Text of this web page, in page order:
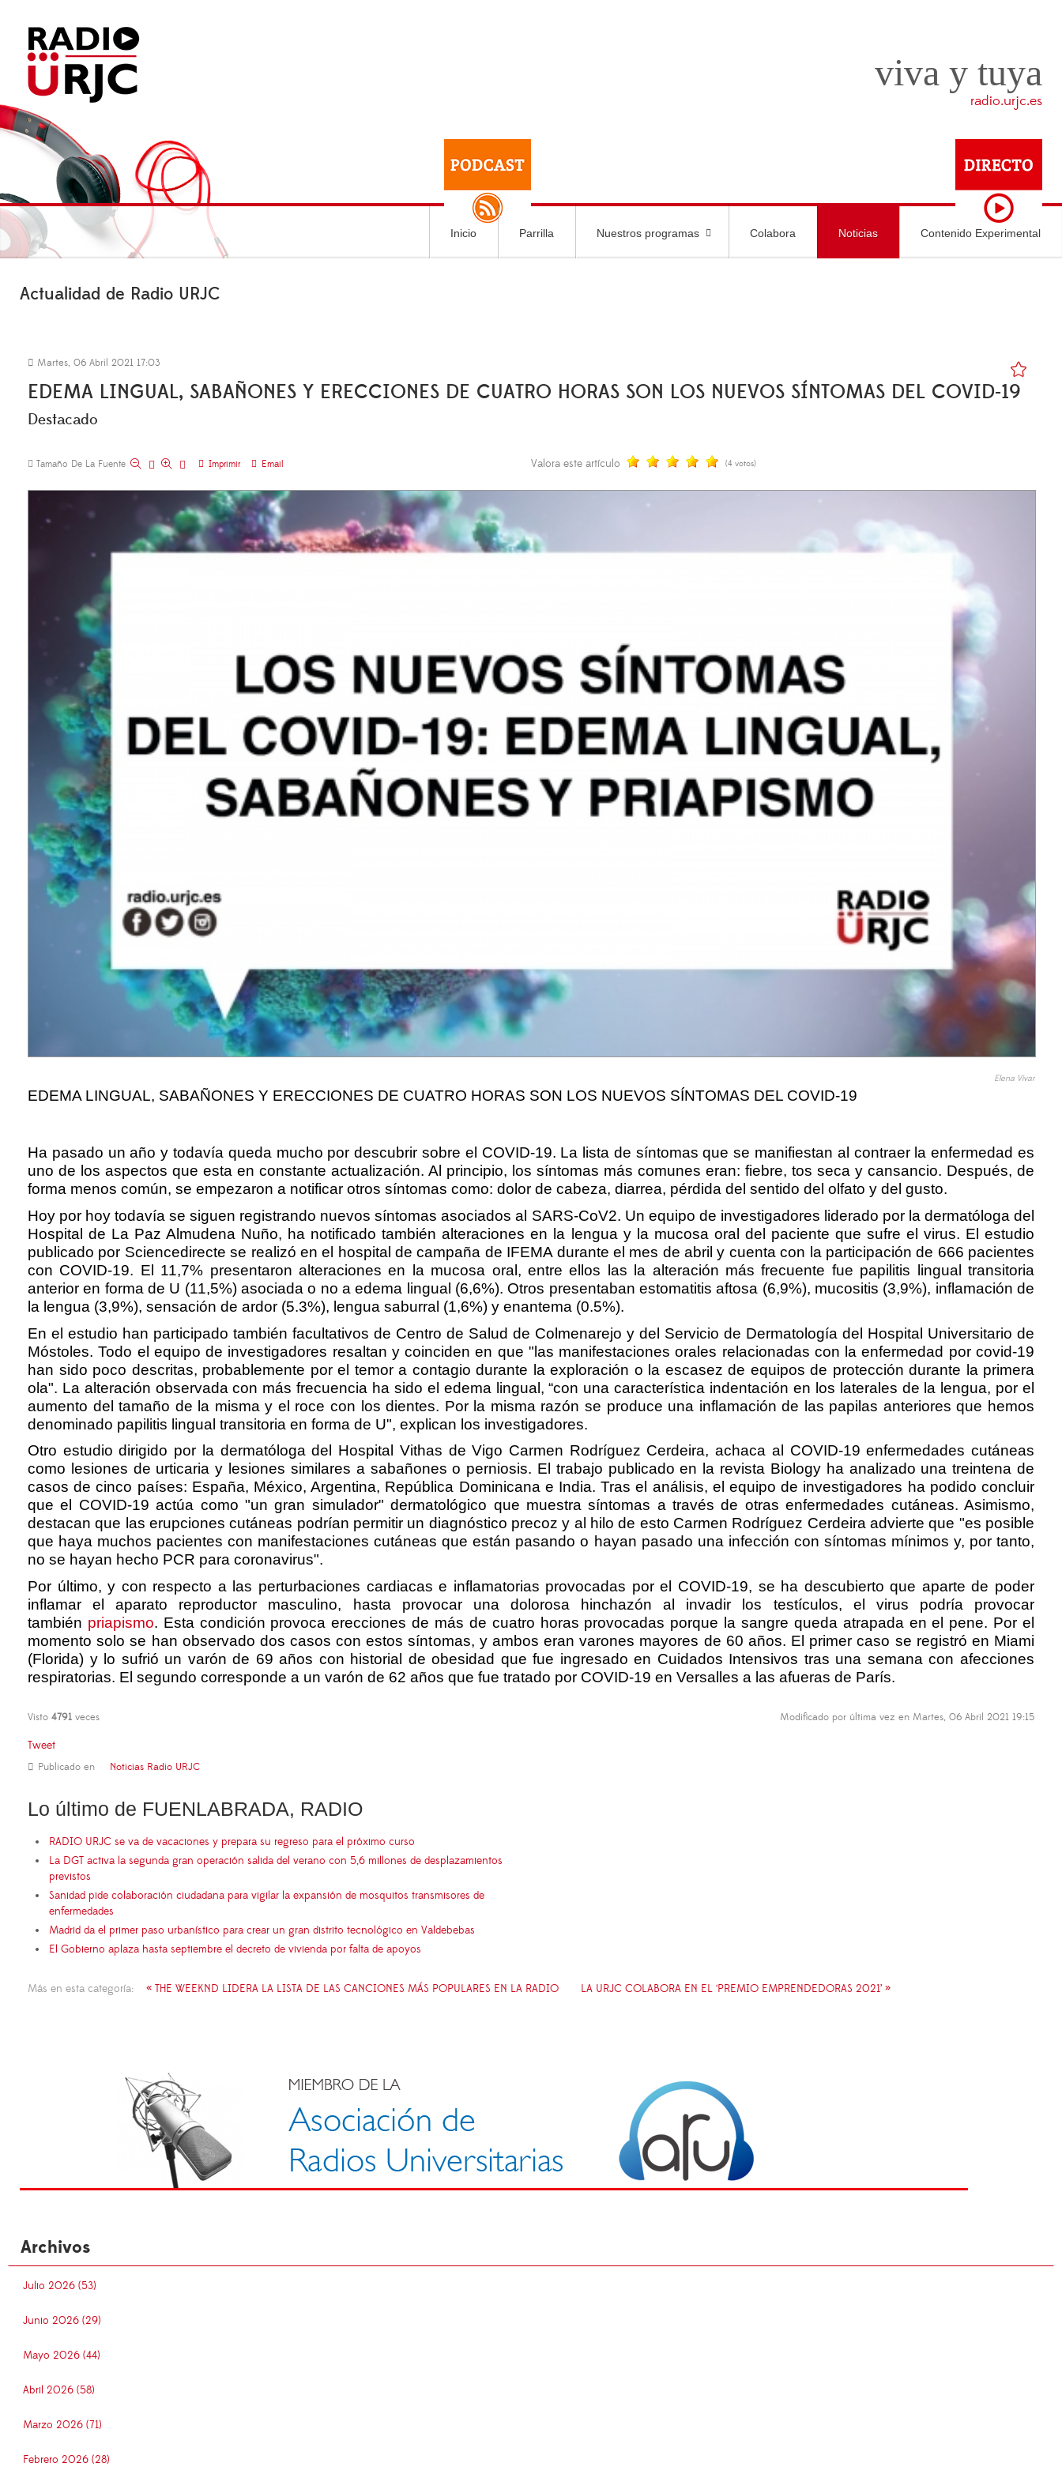
viva y tuya
radio.urjc.es
Inicio Parrilla Nuestros programas Colabora Noticias Contenido Experimental
Actualidad de Radio URJC
Martes, 06 Abril 2021 17:03
EDEMA LINGUAL, SABAÑONES Y ERECCIONES DE CUATRO HORAS SON LOS NUEVOS SÍNTOMAS DEL COVID-19
Destacado
Tamaño De La Fuente Imprimir Email Valora este artículo (4 votos)
Elena Vivar
EDEMA LINGUAL, SABAÑONES Y ERECCIONES DE CUATRO HORAS SON LOS NUEVOS SÍNTOMAS DEL COVID-19
Ha pasado un año y todavía queda mucho por descubrir sobre el COVID-19. La lista de síntomas que se manifiestan al contraer la enfermedad es
uno de los aspectos que esta en constante actualización. Al principio, los síntomas más comunes eran: fiebre, tos seca y cansancio. Después, de
forma menos común, se empezaron a notificar otros síntomas como: dolor de cabeza, diarrea, pérdida del sentido del olfato y del gusto.
Hoy por hoy todavía se siguen registrando nuevos síntomas asociados al SARS-CoV2. Un equipo de investigadores liderado por la dermatóloga del
Hospital de La Paz Almudena Nuño, ha notificado también alteraciones en la lengua y la mucosa oral del paciente que sufre el virus. El estudio
publicado por Sciencedirecte se realizó en el hospital de campaña de IFEMA durante el mes de abril y cuenta con la participación de 666 pacientes
con COVID-19. El 11,7% presentaron alteraciones en la mucosa oral, entre ellos las la alteración más frecuente fue papilitis lingual transitoria
anterior en forma de U (11,5%) asociada o no a edema lingual (6,6%). Otros presentaban estomatitis aftosa (6,9%), mucositis (3,9%), inflamación de
la lengua (3,9%), sensación de ardor (5.3%), lengua saburral (1,6%) y enantema (0.5%).
En el estudio han participado también facultativos de Centro de Salud de Colmenarejo y del Servicio de Dermatología del Hospital Universitario de
Móstoles. Todo el equipo de investigadores resaltan y coinciden en que "las manifestaciones orales relacionadas con la enfermedad por covid-19
han sido poco descritas, probablemente por el temor a contagio durante la exploración o la escasez de equipos de protección durante la primera
ola". La alteración observada con más frecuencia ha sido el edema lingual, “con una característica indentación en los laterales de la lengua, por el
aumento del tamaño de la misma y el roce con los dientes. Por la misma razón se produce una inflamación de las papilas anteriores que hemos
denominado papilitis lingual transitoria en forma de U", explican los investigadores.
Otro estudio dirigido por la dermatóloga del Hospital Vithas de Vigo Carmen Rodríguez Cerdeira, achaca al COVID-19 enfermedades cutáneas
como lesiones de urticaria y lesiones similares a sabañones o perniosis. El trabajo publicado en la revista Biology ha analizado una treintena de
casos de cinco países: España, México, Argentina, República Dominicana e India. Tras el análisis, el equipo de investigadores ha podido concluir
que el COVID-19 actúa como "un gran simulador" dermatológico que muestra síntomas a través de otras enfermedades cutáneas. Asimismo,
destacan que las erupciones cutáneas podrían permitir un diagnóstico precoz y al hilo de esto Carmen Rodríguez Cerdeira advierte que "es posible
que haya muchos pacientes con manifestaciones cutáneas que están pasando o hayan pasado una infección con síntomas mínimos y, por tanto,
no se hayan hecho PCR para coronavirus".
Por último, y con respecto a las perturbaciones cardiacas e inflamatorias provocadas por el COVID-19, se ha descubierto que aparte de poder
inflamar el aparato reproductor masculino, hasta provocar una dolorosa hinchazón al invadir los testículos, el virus podría provocar
también priapismo. Esta condición provoca erecciones de más de cuatro horas provocadas porque la sangre queda atrapada en el pene. Por el
momento solo se han observado dos casos con estos síntomas, y ambos eran varones mayores de 60 años. El primer caso se registró en Miami
(Florida) y lo sufrió un varón de 69 años con historial de obesidad que fue ingresado en Cuidados Intensivos tras una semana con afecciones
respiratorias. El segundo corresponde a un varón de 62 años que fue tratado por COVID-19 en Versalles a las afueras de París.
Visto 4791 veces Modificado por última vez en Martes, 06 Abril 2021 19:15
Tweet
Publicado en Noticias Radio URJC
Lo último de FUENLABRADA, RADIO
RADIO URJC se va de vacaciones y prepara su regreso para el próximo curso
La DGT activa la segunda gran operación salida del verano con 5,6 millones de desplazamientos
previstos
Sanidad pide colaboración ciudadana para vigilar la expansión de mosquitos transmisores de
enfermedades
Madrid da el primer paso urbanístico para crear un gran distrito tecnológico en Valdebebas
El Gobierno aplaza hasta septiembre el decreto de vivienda por falta de apoyos
Más en esta categoría: « THE WEEKND LIDERA LA LISTA DE LAS CANCIONES MÁS POPULARES EN LA RADIO LA URJC COLABORA EN EL ‘PREMIO EMPRENDEDORAS 2021’ »
Archivos
Julio 2026 (53)
Junio 2026 (29)
Mayo 2026 (44)
Abril 2026 (58)
Marzo 2026 (71)
Febrero 2026 (28)